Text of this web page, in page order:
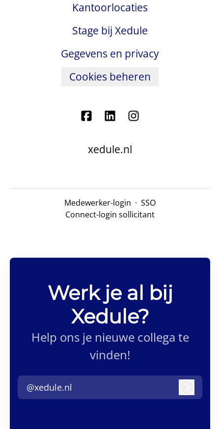
Kantoorlocaties
Stage bij Xedule
Gegevens en privacy
Cookies beheren
xedule.nl
Medewerker-login · SSO
Connect-login sollicitant
Werk je al bij
Xedule?
Help ons je nieuwe collega te
vinden!
@xedule.nl